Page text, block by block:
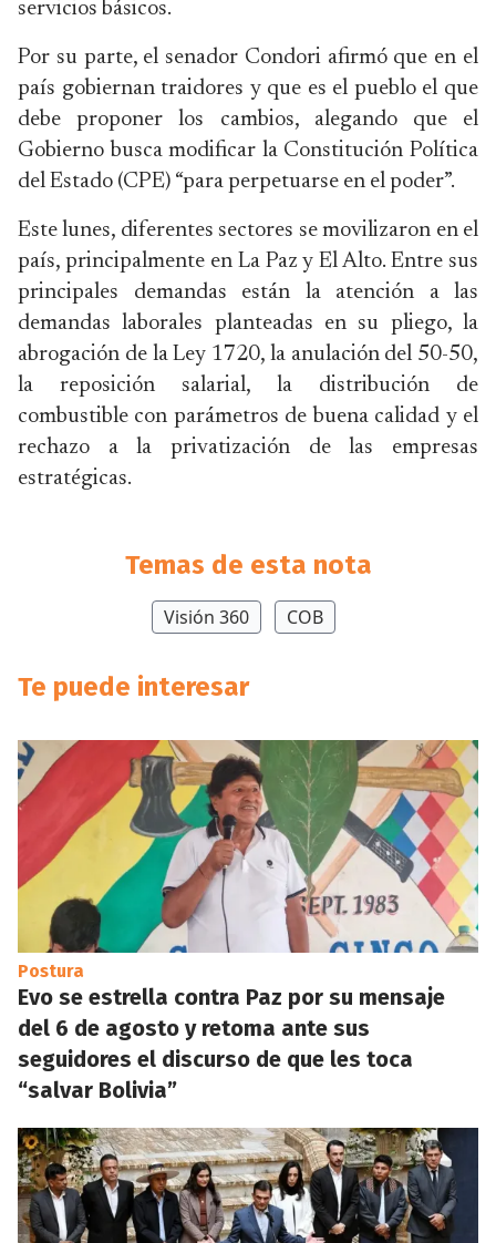
servicios básicos.
Por su parte, el senador Condori afirmó que en el
país gobiernan traidores y que es el pueblo el que
debe proponer los cambios, alegando que el
Gobierno busca modificar la Constitución Política
del Estado (CPE) “para perpetuarse en el poder”.
Este lunes, diferentes sectores se movilizaron en el
país, principalmente en La Paz y El Alto. Entre sus
principales demandas están la atención a las
demandas laborales planteadas en su pliego, la
abrogación de la Ley 1720, la anulación del 50-50,
la reposición salarial, la distribución de
combustible con parámetros de buena calidad y el
rechazo a la privatización de las empresas
estratégicas.
Temas de esta nota
Visión 360 COB
Te puede interesar
Postura
Evo se estrella contra Paz por su mensaje
del 6 de agosto y retoma ante sus
seguidores el discurso de que les toca
“salvar Bolivia”